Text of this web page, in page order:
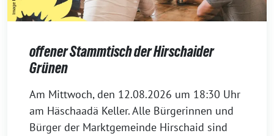
offener Stammtisch der Hirschaider
Grünen
6.
August
2026
Am Mittwoch, den 12.08.2026 um 18:30 Uhr
am Häschaadä Keller. Alle Bürgerinnen und
Bürger der Marktgemeinde Hirschaid sind